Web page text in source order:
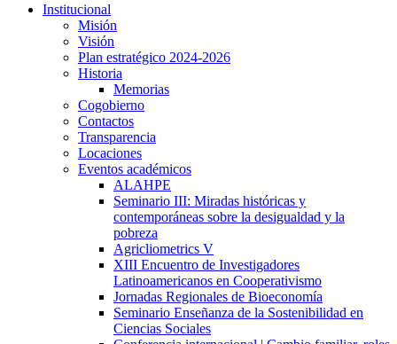
Institucional
Misión
Visión
Plan estratégico 2024-2026
Historia
Memorias
Cogobierno
Contactos
Transparencia
Locaciones
Eventos académicos
ALAHPE
Seminario III: Miradas históricas y
contemporáneas sobre la desigualdad y la
pobreza
Agricliometrics V
XIII Encuentro de Investigadores
Latinoamericanos en Cooperativismo
Jornadas Regionales de Bioeconomía
Seminario Enseñanza de la Sostenibilidad en
Ciencias Sociales